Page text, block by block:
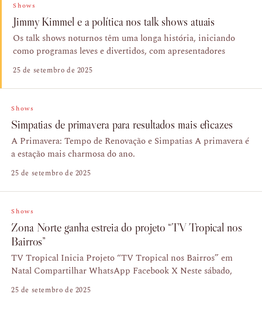
Shows
Jimmy Kimmel e a política nos talk shows atuais
Os talk shows noturnos têm uma longa história, iniciando
como programas leves e divertidos, com apresentadores
25 de setembro de 2025
Shows
Simpatias de primavera para resultados mais eficazes
A Primavera: Tempo de Renovação e Simpatias A primavera é
a estação mais charmosa do ano.
25 de setembro de 2025
Shows
Zona Norte ganha estreia do projeto “TV Tropical nos
Bairros”
TV Tropical Inicia Projeto “TV Tropical nos Bairros” em
Natal Compartilhar WhatsApp Facebook X Neste sábado,
25 de setembro de 2025